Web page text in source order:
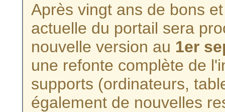
Après vingt ans de bons
actuelle du portail sera
nouvelle version au 1er
une refonte complète de
supports (ordinateurs,
également de nouvelles